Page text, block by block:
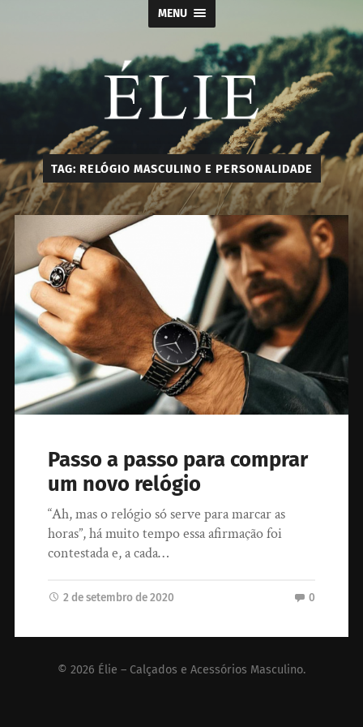
MENU
Élie
-
Calçados
Acessórios
Masculino
TAG: RELÓGIO MASCULINO E PERSONALIDADE
Passo a passo para comprar
um novo relógio
“Ah, mas o relógio só serve para marcar as
horas”, há muito tempo essa afirmação foi
contestada e, a cada…
2 de setembro de 2020 0
© 2026 Élie – Calçados e Acessórios Masculino.